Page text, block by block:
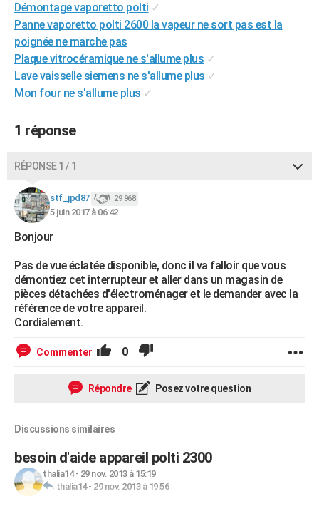
Destinations
City break
Voyage nature
Voyage de noces
Forum
Climat
+PHOTO
GUIDES D'ACHAT
BONS PLANS
Carte de Noël
Carte Bonne année
Carte Saint-Valentin
Carte Pâques
Carte d'anniversaire
DICTIONNAIRE
Dictionnaire
Biographies
Citations
Expressions
Proverbes
PROGRAMME TV
COPAINS D'AVANT
S'inscrire
Se connecter
Lycées
Collèges
Primaires
Universités
Entreprises
Service militaire
Avis de recherche
AVIS DE DÉCÈS
Bricolage
Lifestyle
Culture
Sport
Auto
Television
Voyage
Cinema
Démontage vaporetto polti ✓
Panne vaporetto polti 2600 la vapeur ne sort pas est la
poignée ne marche pas
Plaque vitrocéramique ne s'allume plus ✓
Lave vaisselle siemens ne s'allume plus ✓
Mon four ne s'allume plus ✓
1 réponse
RÉPONSE 1 / 1
stf_jpd87 29 968
5 juin 2017 à 06:42
Bonjour
Pas de vue éclatée disponible, donc il va falloir que vous
démontiez cet interrupteur et aller dans un magasin de
pièces détachées d'électroménager et le demander avec la
référence de votre appareil.
Cordialement.
Commenter 0
Répondre Posez votre question
Discussions similaires
besoin d'aide appareil polti 2300
thalia14- 29 nov. 2013 à 15:19
thalia14- 29 nov. 2013 à 19:56